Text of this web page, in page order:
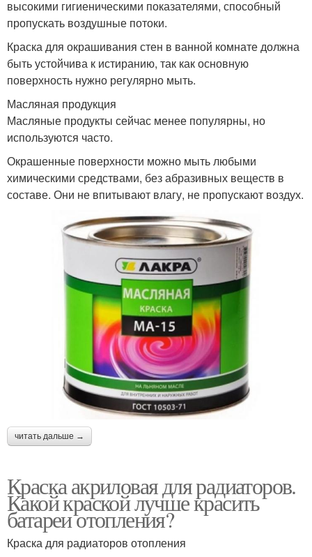
высокими гигиеническими показателями, способный
пропускать воздушные потоки.
Краска для окрашивания стен в ванной комнате должна
быть устойчива к истиранию, так как основную
поверхность нужно регулярно мыть.
Масляная продукция
Масляные продукты сейчас менее популярны, но
используются часто.
Окрашенные поверхности можно мыть любыми
химическими средствами, без абразивных веществ в
составе. Они не впитывают влагу, не пропускают воздух.
читать дальше →
Краска акриловая для радиаторов.
Какой краской лучше красить
батареи отопления?
Краска для радиаторов отопления